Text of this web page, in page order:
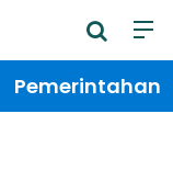
Pemerintahan